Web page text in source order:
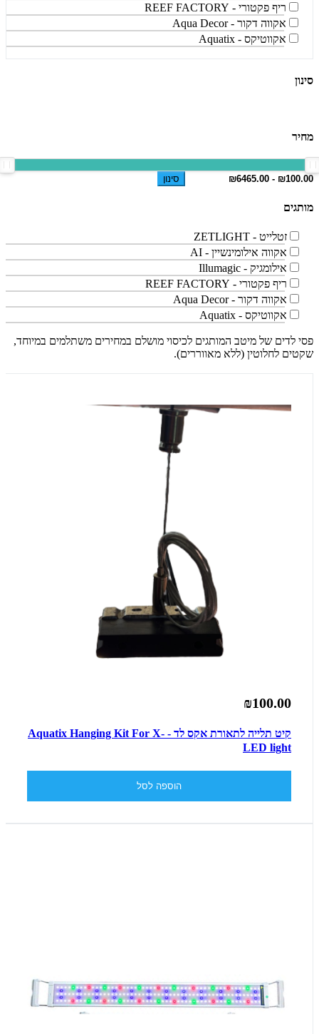
ריף פקטורי - REEF FACTORY
אקווה דקור - Aqua Decor
אקווטיקס - Aquatix
סינון
מחיר
סינון
מותגים
זטלייט - ZETLIGHT
אקווה אילומינשיין - AI
אילומגיק - Illumagic
ריף פקטורי - REEF FACTORY
אקווה דקור - Aqua Decor
אקווטיקס - Aquatix
פסי לדים של מיטב המותגים לכיסוי מושלם במחירים משתלמים במיוחד,
שקטים לחלוטין (ללא מאווררים).
₪100.00
קיט תלייה לתאורת אקס לד - Aquatix Hanging Kit For X-
LED light
הוספה לסל